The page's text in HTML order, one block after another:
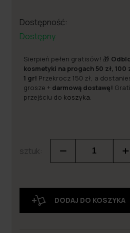
Dostępność:
Dostępny
Sierpień pełen gratisów! 🎁
kosmetyki na progach 50 zł, 100
1 gr! Przekrocz 150 zł, a
grosze + darmową dostawę!
przejściu do koszyka.
sztuk:
DODAJ DO KOSZYKA